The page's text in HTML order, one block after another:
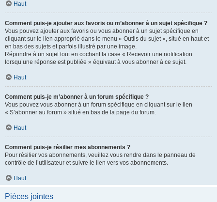
Haut
Comment puis-je ajouter aux favoris ou m’abonner à un sujet spécifique ?
Vous pouvez ajouter aux favoris ou vous abonner à un sujet spécifique en
cliquant sur le lien approprié dans le menu « Outils du sujet », situé en haut et
en bas des sujets et parfois illustré par une image.
Répondre à un sujet tout en cochant la case « Recevoir une notification
lorsqu’une réponse est publiée » équivaut à vous abonner à ce sujet.
Haut
Comment puis-je m’abonner à un forum spécifique ?
Vous pouvez vous abonner à un forum spécifique en cliquant sur le lien
« S’abonner au forum » situé en bas de la page du forum.
Haut
Comment puis-je résilier mes abonnements ?
Pour résilier vos abonnements, veuillez vous rendre dans le panneau de
contrôle de l’utilisateur et suivre le lien vers vos abonnements.
Haut
Pièces jointes